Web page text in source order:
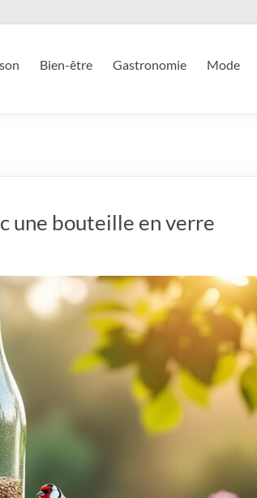
Bien-être Gastronomie Mode
une bouteille en verre